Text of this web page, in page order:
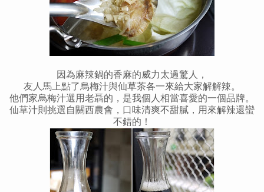
因為麻辣鍋的香麻的威力太過驚人，
友人馬上點了烏梅汁與仙草茶各一來給大家解解辣。
他們家烏梅汁選用老聶的，是我個人相當喜愛的一個品牌。
仙草汁則挑選自關西農會，口味清爽不甜膩，用來解辣還蠻
不錯的 ！